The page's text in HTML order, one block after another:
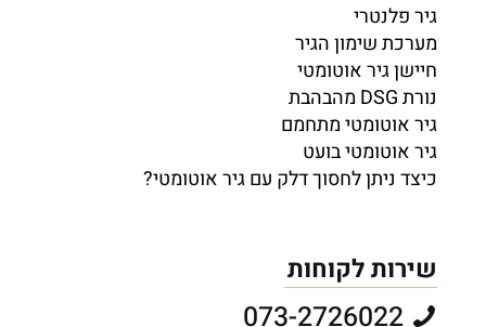
גיר פלנטרי
מערכת שימון הגיר
חיישן גיר אוטומטי
נורת DSG מהבהבת
גיר אוטומטי מתחמם
גיר אוטומטי בועט
כיצד ניתן לחסוך דלק עם גיר אוטומטי?
שירות לקוחות